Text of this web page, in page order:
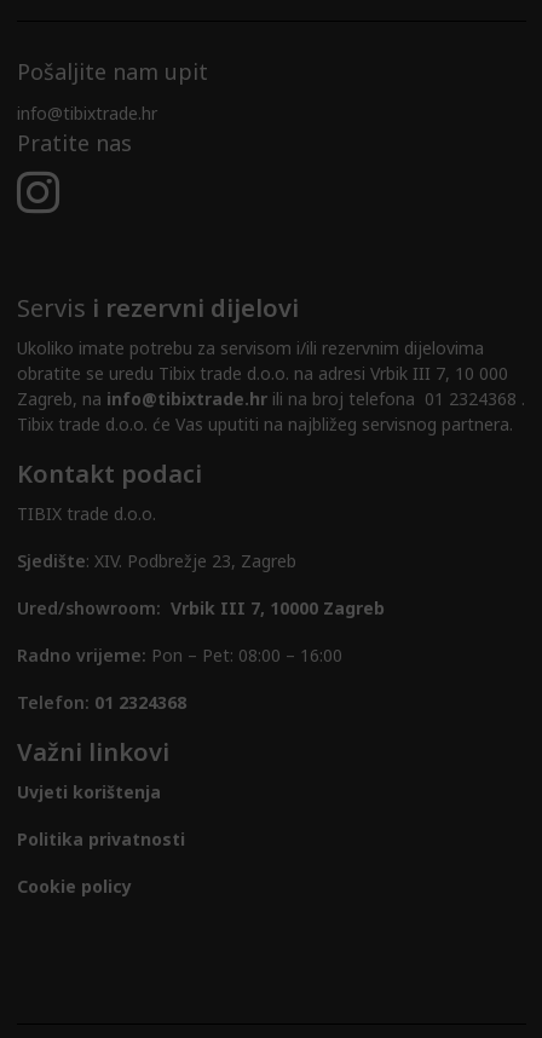
Pošaljite nam upit
info@tibixtrade.hr
Pratite nas
Servis i rezervni dijelovi
Ukoliko imate potrebu za servisom i/ili rezervnim dijelovima
obratite se uredu Tibix trade d.o.o. na adresi Vrbik III 7, 10 000
Zagreb, na info@tibixtrade.hrili na broj telefona 01 2324368 .
Tibix trade d.o.o. će Vas uputiti na najbližeg servisnog partnera.
Kontakt podaci
TIBIX trade d.o.o.
Sjedište: XIV. Podbrežje 23, Zagreb
Ured/showroom: Vrbik III 7, 10000 Zagreb
Radno vrijeme: Pon – Pet: 08:00 – 16:00
Telefon: 01 2324368
Važni linkovi
Uvjeti korištenja
Politika privatnosti
Cookie policy